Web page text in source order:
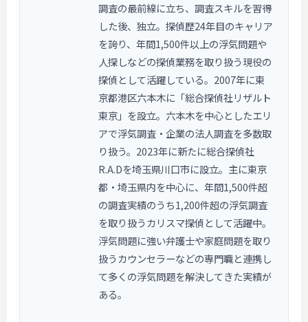
調査の最前線に立ち、調査スキルを習得
した後、独立。探偵歴24年目のキャリア
を誇り、年間1,500件以上の浮気問題や
人探しなどの探偵業務を取り扱う現役の
探偵として活躍している。2007年に東
京都港区六本木に「総合探偵社リザルト
東京」を設立。六本木を中心としたエリ
アで浮気調査・企業の法人調査を多数取
り扱う。2023年に新たに総合探偵社
R.A.Dを埼玉県川口市に設立。主に東京
都・埼玉県内を中心に、年間1,500件超
の調査実績のうち1,200件超の浮気調査
を取り扱うカリスマ探偵として活躍中。
浮気問題に強い弁護士や家庭問題を取り
扱うカウンセラーなどの専門職と連携し
て多くの浮気問題を解決してきた実績が
ある。